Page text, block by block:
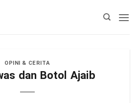
OPINI & CERITA
dan Botol Ajaib